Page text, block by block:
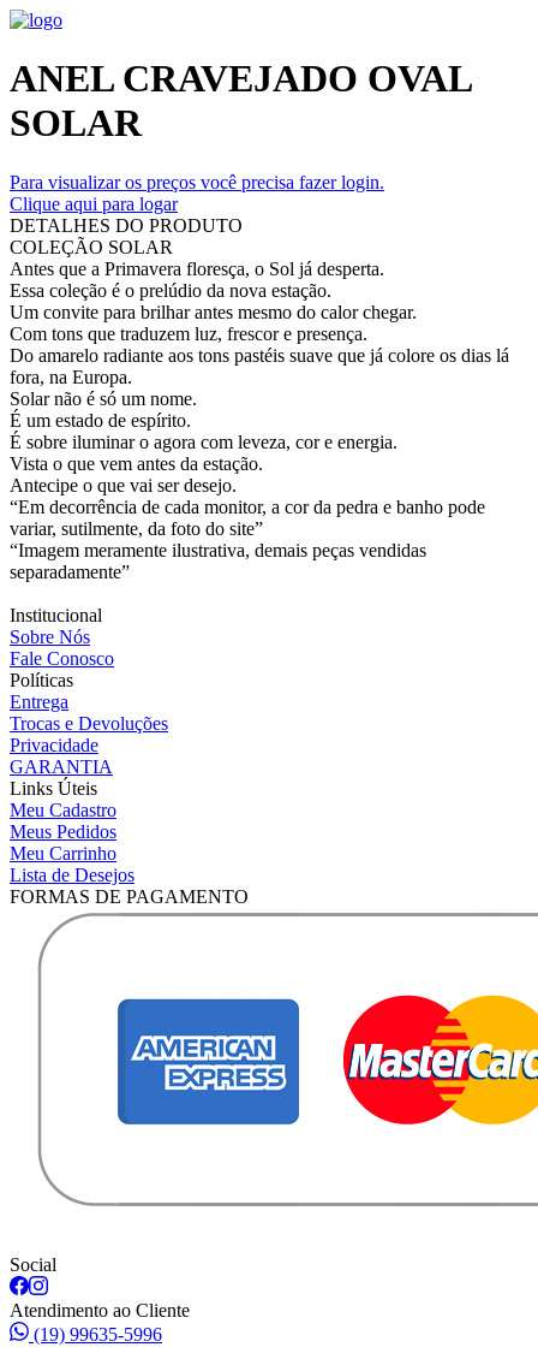
ANEL CRAVEJADO OVAL
SOLAR
Para visualizar os preços você precisa fazer login.
Clique aqui para logar
DETALHES DO PRODUTO
COLEÇÃO SOLAR
Antes que a Primavera floresça, o Sol já desperta.
Essa coleção é o prelúdio da nova estação.
Um convite para brilhar antes mesmo do calor chegar.
Com tons que traduzem luz, frescor e presença.
Do amarelo radiante aos tons pastéis suave que já colore os dias lá
fora, na Europa.
Solar não é só um nome.
É um estado de espírito.
É sobre iluminar o agora com leveza, cor e energia.
Vista o que vem antes da estação.
Antecipe o que vai ser desejo.
“Em decorrência de cada monitor, a cor da pedra e banho pode
variar, sutilmente, da foto do site”
“Imagem meramente ilustrativa, demais peças vendidas
separadamente”
Institucional
Sobre Nós
Fale Conosco
Políticas
Entrega
Trocas e Devoluções
Privacidade
GARANTIA
Links Úteis
Meu Cadastro
Meus Pedidos
Meu Carrinho
Lista de Desejos
FORMAS DE PAGAMENTO
Social
Atendimento ao Cliente
(19) 99635-5996